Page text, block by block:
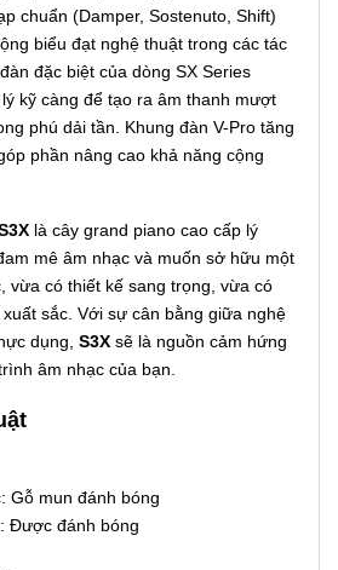
chuẩn (Damper, Sostenuto, Shift)
biểu đạt nghệ thuật trong các tác
đặc biệt của dòng SX Series
kỹ càng để tạo ra âm thanh mượt
phú dải tần. Khung đàn V-Pro tăng
phần nâng cao khả năng cộng
là cây grand piano cao cấp lý
mê âm nhạc và muốn sở hữu một
vừa có thiết kế sang trọng, vừa có
sắc. Với sự cân bằng giữa nghệ
dụng, S3X sẽ là nguồn cảm hứng
âm nhạc của bạn.
Gỗ mun đánh bóng
Được đánh bóng